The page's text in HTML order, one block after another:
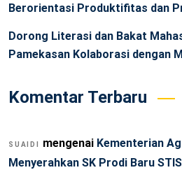
Berorientasi Produktifitas dan
Dorong Literasi dan Bakat
Pamekasan Kolaborasi dengan
Komentar Terbaru
SUAIDI mengenai Kementerian
Menyerahkan SK Prodi Baru